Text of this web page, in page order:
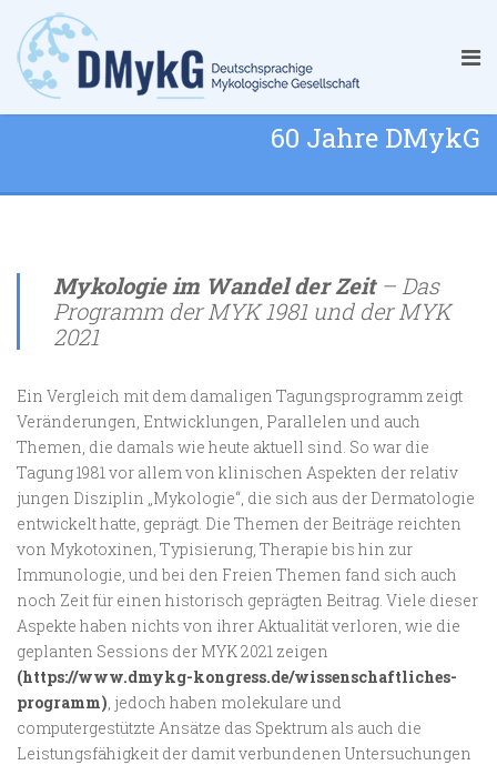
60 Jahre DMykG
Mykologie im Wandel der Zeit– Das
Programm der MYK 1981 und der MYK
2021
Ein Vergleich mit dem damaligen Tagungsprogramm zeigt
Veränderungen, Entwicklungen, Parallelen und auch
Themen, die damals wie heute aktuell sind. So war die
Tagung 1981 vor allem von klinischen Aspekten der relativ
jungen Disziplin „Mykologie“, die sich aus der Dermatologie
entwickelt hatte, geprägt. Die Themen der Beiträge reichten
von Mykotoxinen, Typisierung, Therapie bis hin zur
Immunologie, und bei den Freien Themen fand sich auch
noch Zeit für einen historisch geprägten Beitrag. Viele dieser
Aspekte haben nichts von ihrer Aktualität verloren, wie die
geplanten Sessions der MYK 2021 zeigen
(https://www.dmykg-kongress.de/wissenschaftliches-
programm), jedoch haben molekulare und
computergestützte Ansätze das Spektrum als auch die
Leistungsfähigkeit der damit verbundenen Untersuchungen